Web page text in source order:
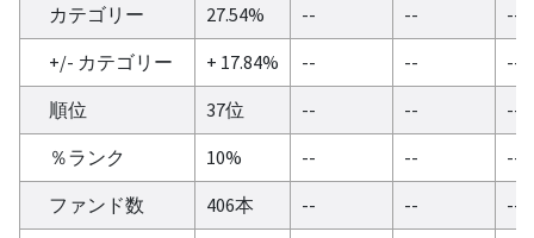
カテゴリー
27.54% -- --
--
+/- カテゴリー
+ 17.84% -- --
--
順位
37位 -- --
--
％ランク
10% -- --
--
ファンド数
406本 -- --
--